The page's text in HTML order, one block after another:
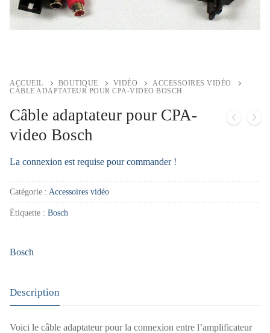
ACCUEIL BOUTIQUE VIDÉO
ACCESSOIRES VIDÉO
CÂBLE ADAPTATEUR POUR CPA-VIDEO BOSCH
Câble adaptateur pour CPA-
video Bosch
La connexion est requise pour commander !
Catégorie : Accessoires vidéo
Étiquette : Bosch
Bosch
Description
Voici le câble adaptateur pour la connexion entre l’amplificateur